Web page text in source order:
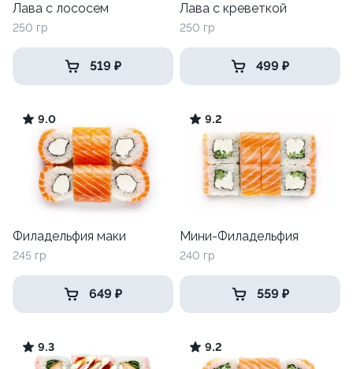
Лава с лососем
250 гр
519 ₽
Лава с креветкой
250 гр
499 ₽
9.0
Филадельфия маки
245 гр
649 ₽
9.2
Мини-Филадельфия
240 гр
559 ₽
9.3 9.2